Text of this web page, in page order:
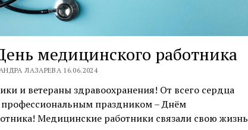
медицинского работника
ЛАЗАРЕВА 16.06.2024
и ветераны здравоохранения! От всего сердца
профессиональным праздником – Днём
Медицинские работники связали свою жизнь